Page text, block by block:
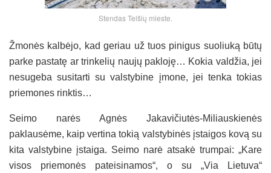
Stendas Telšių mieste.
Žmonės kalbėjo, kad geriau už tuos pinigus suoliuką būtų
parke pastatę ar trinkelių naujų pakloję… Kokia valdžia, jei
nesugeba susitarti su valstybine įmone, jei tenka tokias
priemones rinktis…
Seimo narės Agnės Jakavičiutės-Miliauskienės
paklausėme, kaip vertina tokią valstybinės įstaigos kovą su
kita valstybine įstaiga. Seimo narė atsakė trumpai: „Kare
visos priemonės pateisinamos“, o su „Via Lietuva“